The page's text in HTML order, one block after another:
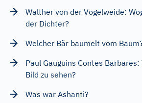
Walther von der Vogelweide:
der Dichter?
Welcher Bär baumelt vom
Paul Gauguins Contes
Bild zu sehen?
Was war Ashanti?